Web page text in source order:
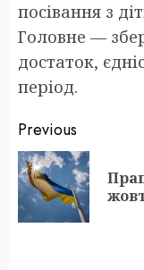
посівання з
Головне —
достаток,
період.
Post
Previous